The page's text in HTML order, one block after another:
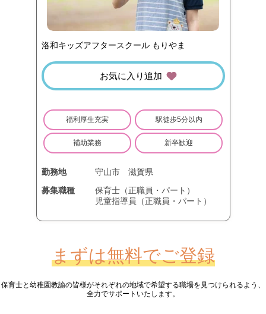
洛和キッズアフタースクール もりやま
お気に入り追加
福利厚生充実 駅徒歩5分以内
補助業務 新卒歓迎
勤務地 守山市
滋賀県
募集職種
保育士（正職員・パート）
児童指導員（正職員・パート）
まずは無料でご登録
保育士と幼稚園教諭の皆様がそれぞれの地域で希望する職場を見つけられるよう、
全力でサポートいたします。